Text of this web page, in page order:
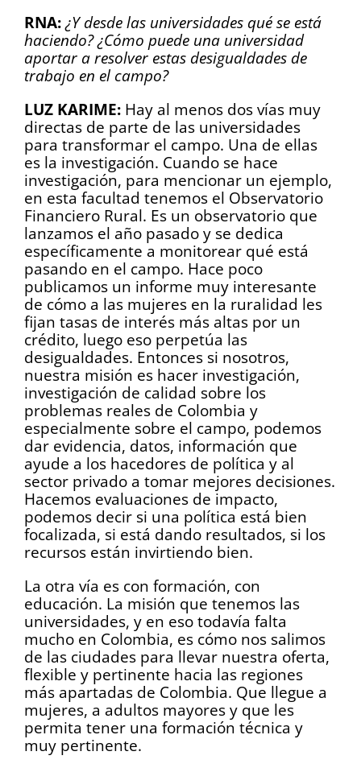
RNA: ¿Y desde las universidades qué se está
haciendo? ¿Cómo puede una universidad
aportar a resolver estas desigualdades de
trabajo en el campo?
LUZ KARIME: Hay al menos dos vías muy
directas de parte de las universidades
para transformar el campo. Una de ellas
es la investigación. Cuando se hace
investigación, para mencionar un ejemplo,
en esta facultad tenemos el Observatorio
Financiero Rural. Es un observatorio que
lanzamos el año pasado y se dedica
específicamente a monitorear qué está
pasando en el campo. Hace poco
publicamos un informe muy interesante
de cómo a las mujeres en la ruralidad les
fijan tasas de interés más altas por un
crédito, luego eso perpetúa las
desigualdades. Entonces si nosotros,
nuestra misión es hacer investigación,
investigación de calidad sobre los
problemas reales de Colombia y
especialmente sobre el campo, podemos
dar evidencia, datos, información que
ayude a los hacedores de política y al
sector privado a tomar mejores decisiones.
Hacemos evaluaciones de impacto,
podemos decir si una política está bien
focalizada, si está dando resultados, si los
recursos están invirtiendo bien.
La otra vía es con formación, con
educación. La misión que tenemos las
universidades, y en eso todavía falta
mucho en Colombia, es cómo nos salimos
de las ciudades para llevar nuestra oferta,
flexible y pertinente hacia las regiones
más apartadas de Colombia. Que llegue a
mujeres, a adultos mayores y que les
permita tener una formación técnica y
muy pertinente.